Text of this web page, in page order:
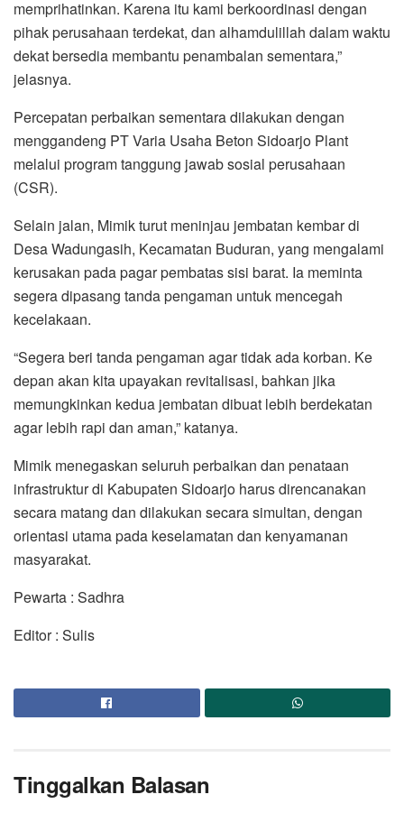
memprihatinkan. Karena itu kami berkoordinasi dengan
pihak perusahaan terdekat, dan alhamdulillah dalam waktu
dekat bersedia membantu penambalan sementara,”
jelasnya.
Percepatan perbaikan sementara dilakukan dengan
menggandeng PT Varia Usaha Beton Sidoarjo Plant
melalui program tanggung jawab sosial perusahaan
(CSR).
Selain jalan, Mimik turut meninjau jembatan kembar di
Desa Wadungasih, Kecamatan Buduran, yang mengalami
kerusakan pada pagar pembatas sisi barat. Ia meminta
segera dipasang tanda pengaman untuk mencegah
kecelakaan.
“Segera beri tanda pengaman agar tidak ada korban. Ke
depan akan kita upayakan revitalisasi, bahkan jika
memungkinkan kedua jembatan dibuat lebih berdekatan
agar lebih rapi dan aman,” katanya.
Mimik menegaskan seluruh perbaikan dan penataan
infrastruktur di Kabupaten Sidoarjo harus direncanakan
secara matang dan dilakukan secara simultan, dengan
orientasi utama pada keselamatan dan kenyamanan
masyarakat.
Pewarta : Sadhra
Editor : Sulis
Tinggalkan Balasan